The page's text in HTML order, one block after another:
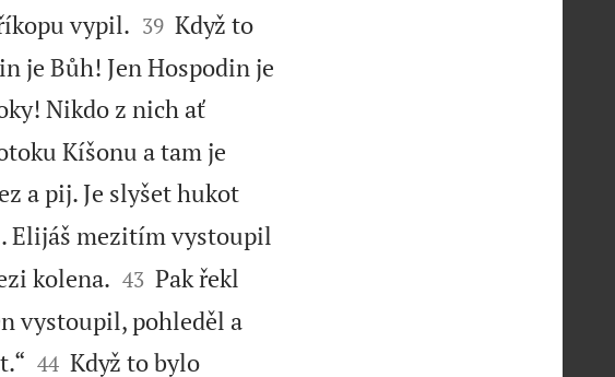
vypil.
39 Když to
je Bůh! Jen Hospodin je
Nikdo z nich ať
Kíšonu a tam je
a pij. Je slyšet hukot
Elijáš mezitím vystoupil
kolena.
43 Pak řekl
vystoupil, pohleděl a

44 Když to bylo